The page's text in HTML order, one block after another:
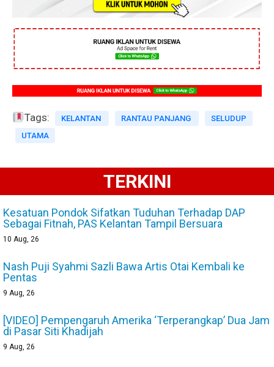
Tags: KELANTAN RANTAU PANJANG
SELUDUP
UTAMA
TERKINI
Kesatuan Pondok Sifatkan Tuduhan Terhadap DAP
Sebagai Fitnah, PAS Kelantan Tampil Bersuara
10 Aug, 26
Nash Puji Syahmi Sazli Bawa Artis Otai Kembali ke
Pentas
9 Aug, 26
[VIDEO] Pempengaruh Amerika ‘Terperangkap’ Dua Jam
di Pasar Siti Khadijah
9 Aug, 26